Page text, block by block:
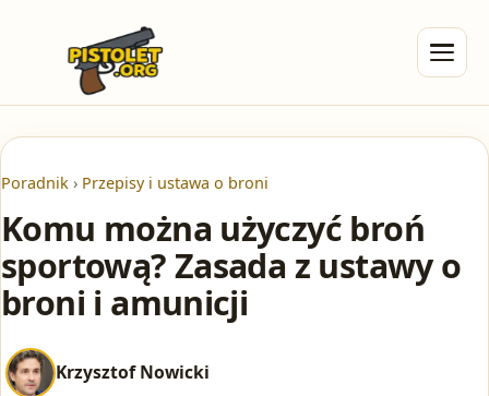
Poradnik › Przepisy i ustawa o broni
Komu można użyczyć broń
sportową? Zasada z ustawy o
broni i amunicji
Krzysztof Nowicki